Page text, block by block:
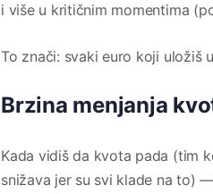
i više u kritičnim momentima
To znači: svaki euro koji uložiš
Brzina menjanja
Kada vidiš da kvota pada (tim
snižava jer su svi klade na to)